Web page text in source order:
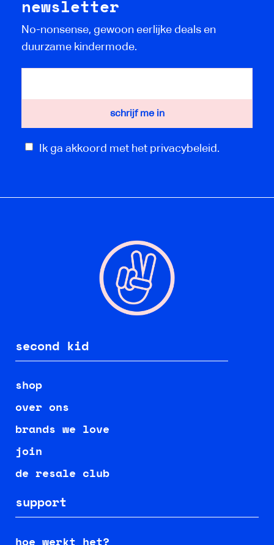
newsletter
No-nonsense, gewoon eerlijke deals en
duurzame kindermode.
Ik ga akkoord met het privacybeleid.
second kid
shop
over ons
brands we love
join
de resale club
support
hoe werkt het?